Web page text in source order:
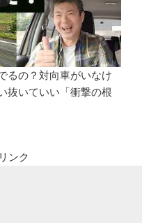
るの？対向車がいなけ
抜いていい「衝撃の根
ンク